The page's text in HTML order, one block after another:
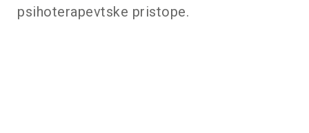
psihoterapevtske pristope.